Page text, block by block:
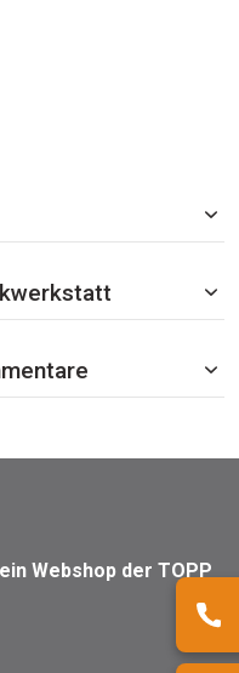
Webshop der TOPP